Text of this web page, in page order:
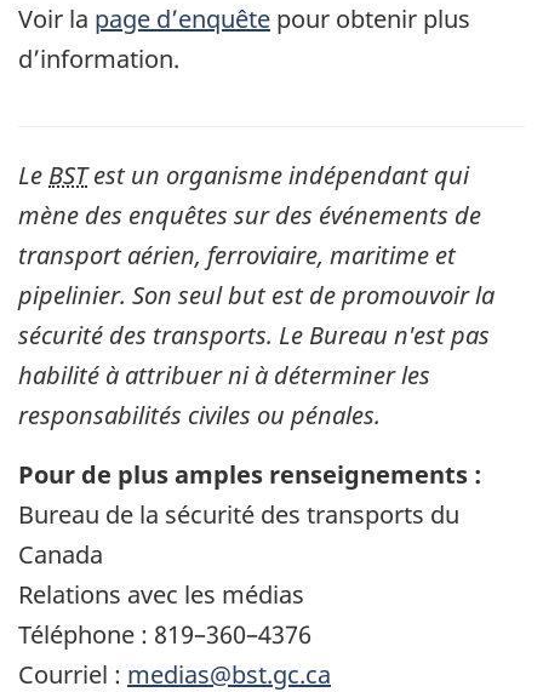
Voir la page d’enquête pour obtenir plus
d’information.
Le BSTest un organisme indépendant qui
mène des enquêtes sur des événements de
transport aérien, ferroviaire, maritime et
pipelinier. Son seul but est de promouvoir la
sécurité des transports. Le Bureau n'est pas
habilité à attribuer ni à déterminer les
responsabilités civiles ou pénales.
Pour de plus amples renseignements :
Bureau de la sécurité des transports du
Canada
Relations avec les médias
Téléphone : 819–360–4376
Courriel : medias@bst.gc.ca